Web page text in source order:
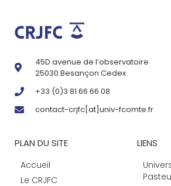
45D avenue de l’observatoire
25030 Besançon Cedex
+33 (0)3 81 66 66 08
contact-crjfc[at]univ-fcomte.fr
PLAN DU SITE
Accueil
Le CRJFC
LIENS